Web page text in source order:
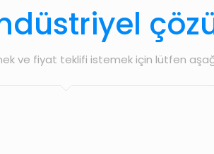
ve fiyat teklifi istemek için lütfen